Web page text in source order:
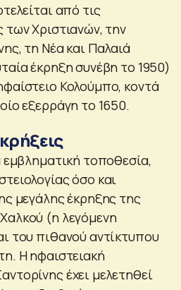
από τις
των Χριστιανών, την
τη Νέα και Παλαιά
έκρηξη συνέβη το 1950)
Κολούμπο, κοντά
εξερράγη το 1650.
εμβληματική τοποθεσία,
όσο και
μεγάλης έκρηξης της
(η λεγόμενη
του πιθανού αντίκτυπου
Η ηφαιστειακή
έχει μελετηθεί